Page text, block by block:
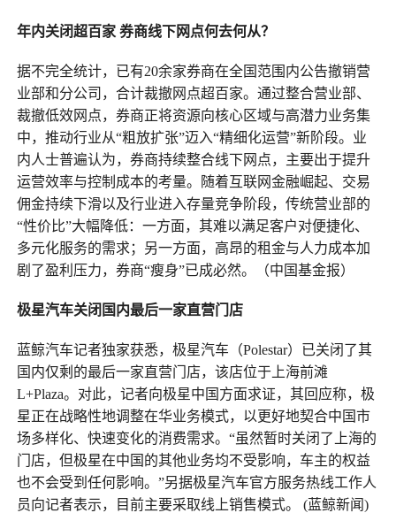
年内关闭超百家 券商线下网点何去何从？
据不完全统计，已有20余家券商在全国范围内公告撤销营
业部和分公司，合计裁撤网点超百家。通过整合营业部、
裁撤低效网点，券商正将资源向核心区域与高潜力业务集
中，推动行业从“粗放扩张”迈入“精细化运营”新阶段。业
内人士普遍认为，券商持续整合线下网点，主要出于提升
运营效率与控制成本的考量。随着互联网金融崛起、交易
佣金持续下滑以及行业进入存量竞争阶段，传统营业部的
“性价比”大幅降低：一方面，其难以满足客户对便捷化、
多元化服务的需求；另一方面，高昂的租金与人力成本加
剧了盈利压力，券商“瘦身”已成必然。（中国基金报）
极星汽车关闭国内最后一家直营门店
蓝鲸汽车记者独家获悉，极星汽车（Polestar）已关闭了其
国内仅剩的最后一家直营门店，该店位于上海前滩
L+Plaza。对此，记者向极星中国方面求证，其回应称，极
星正在战略性地调整在华业务模式，以更好地契合中国市
场多样化、快速变化的消费需求。“虽然暂时关闭了上海的
门店，但极星在中国的其他业务均不受影响，车主的权益
也不会受到任何影响。”另据极星汽车官方服务热线工作人
员向记者表示，目前主要采取线上销售模式。 (蓝鲸新闻)